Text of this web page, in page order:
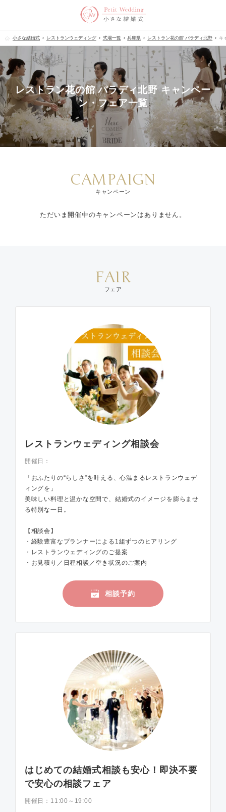
小さな結婚式 レストランウェディング 式場一覧 兵庫県 レストラン花の館 パラディ北野 キ
レストラン花の館 パラディ北野 キャンペー
ン・フェア一覧
CAMPAIGN
キャンペーン
ただいま開催中のキャンペーンはありません。
FAIR
フェア
レストランウェディング相談会
開催日：
「おふたりの“らしさ”を叶える、心温まるレストランウェデ
ィングを」
美味しい料理と温かな空間で、結婚式のイメージを膨らませ
る特別な一日。
【相談会】
・経験豊富なプランナーによる1組ずつのヒアリング
・レストランウェディングのご提案
・お見積り／日程相談／空き状況のご案内
相談予約
はじめての結婚式相談も安心！即決不要
で安心の相談フェア
開催日： 11:00～19:00